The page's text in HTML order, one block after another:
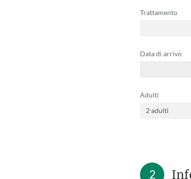
Trattamento
Data di arrivo
Adulti
2